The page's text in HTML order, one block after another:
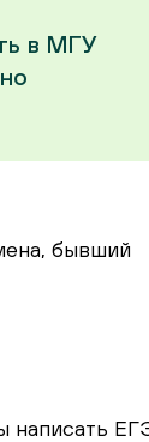
в МГУ
бывший
написать